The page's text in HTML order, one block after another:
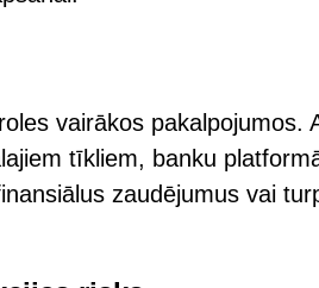
vairākos pakalpojumos.
tīkliem, banku
zaudējumus vai